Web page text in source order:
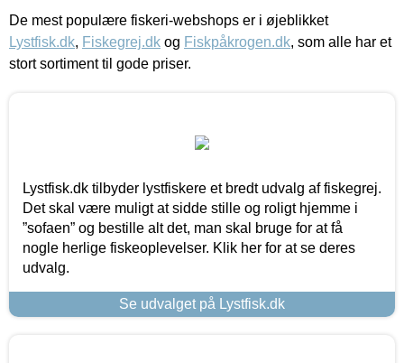
De mest populære fiskeri-webshops er i øjeblikket
Lystfisk.dk, Fiskegrej.dk og Fiskpåkrogen.dk, som alle har et
stort sortiment til gode priser.
Lystfisk.dk tilbyder lystfiskere et bredt udvalg af fiskegrej.
Det skal være muligt at sidde stille og roligt hjemme i
”sofaen” og bestille alt det, man skal bruge for at få
nogle herlige fiskeoplevelser. Klik her for at se deres
udvalg.
Se udvalget på Lystfisk.dk